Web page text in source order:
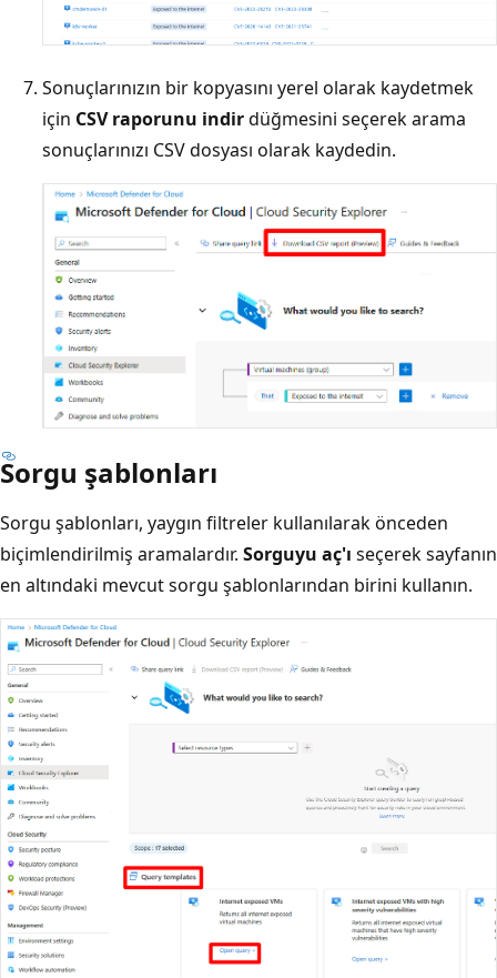
Sonuçlarınızın bir kopyasını yerel olarak kaydetmek
için CSV raporunu indirdüğmesini seçerek arama
sonuçlarınızı CSV dosyası olarak kaydedin.
Sorgu şablonları
Sorgu şablonları, yaygın filtreler kullanılarak önceden
biçimlendirilmiş aramalardır. Sorguyu aç'ı seçerek sayfanın
en altındaki mevcut sorgu şablonlarından birini kullanın.